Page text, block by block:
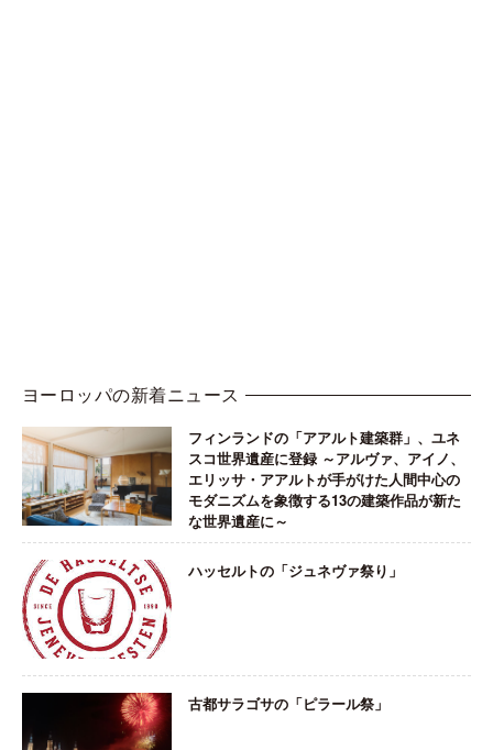
ヨーロッパの新着ニュース
フィンランドの「アアルト建築群」、ユネ
スコ世界遺産に登録 ～アルヴァ、アイノ、
エリッサ・アアルトが手がけた人間中心の
モダニズムを象徴する13の建築作品が新た
な世界遺産に～
ハッセルトの「ジュネヴァ祭り」
古都サラゴサの「ピラール祭」